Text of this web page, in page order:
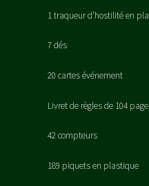
1 traqueur d’hostilité en
7 dés
20 cartes événement
Livret de règles de 104
42 compteurs
189 piquets en plastique